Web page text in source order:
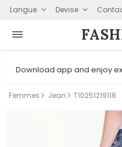
Langue Devise
Download app and enjoy
Femmes Jean T10251219118